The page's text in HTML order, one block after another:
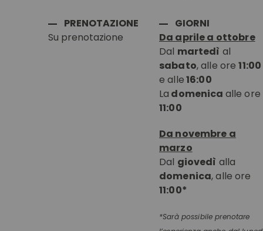
PRENOTAZIONE
Su prenotazione
GIORNI
Da aprile a ottobre
Dal martedì al
sabato, alle ore11:00
e alle16:00
La domenica alle ore
11:00
Da novembre a
marzo
Dal giovedì alla
domenica, alle ore
11:00*
*Sarà possibile prenotare